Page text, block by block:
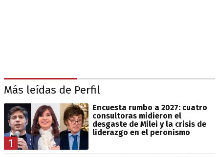
Más leídas de Perfil
1
Encuesta rumbo a 2027: cuatro
consultoras midieron el
desgaste de Milei y la crisis de
liderazgo en el peronismo